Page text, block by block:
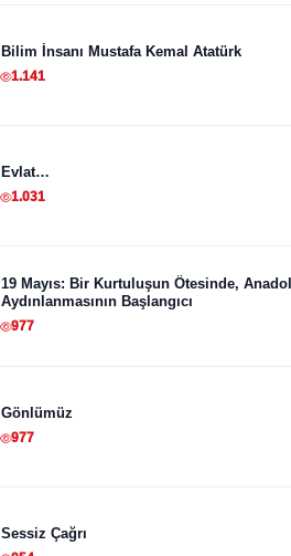
Bilim İnsanı Mustafa Kemal Atatürk
1.141
Evlat…
1.031
19 Mayıs: Bir Kurtuluşun Ötesinde,
Aydınlanmasının Başlangıcı
977
Gönlümüz
977
Sessiz Çağrı